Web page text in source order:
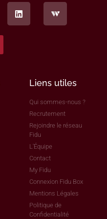
Liens utiles
Qui sommes-nous ?
Recrutement
Rejoindre le réseau
Fidu
L'Équipe
Contact
My Fidu
Connexion Fidu Box
Mentions Légales
Politique de
Confidentialité